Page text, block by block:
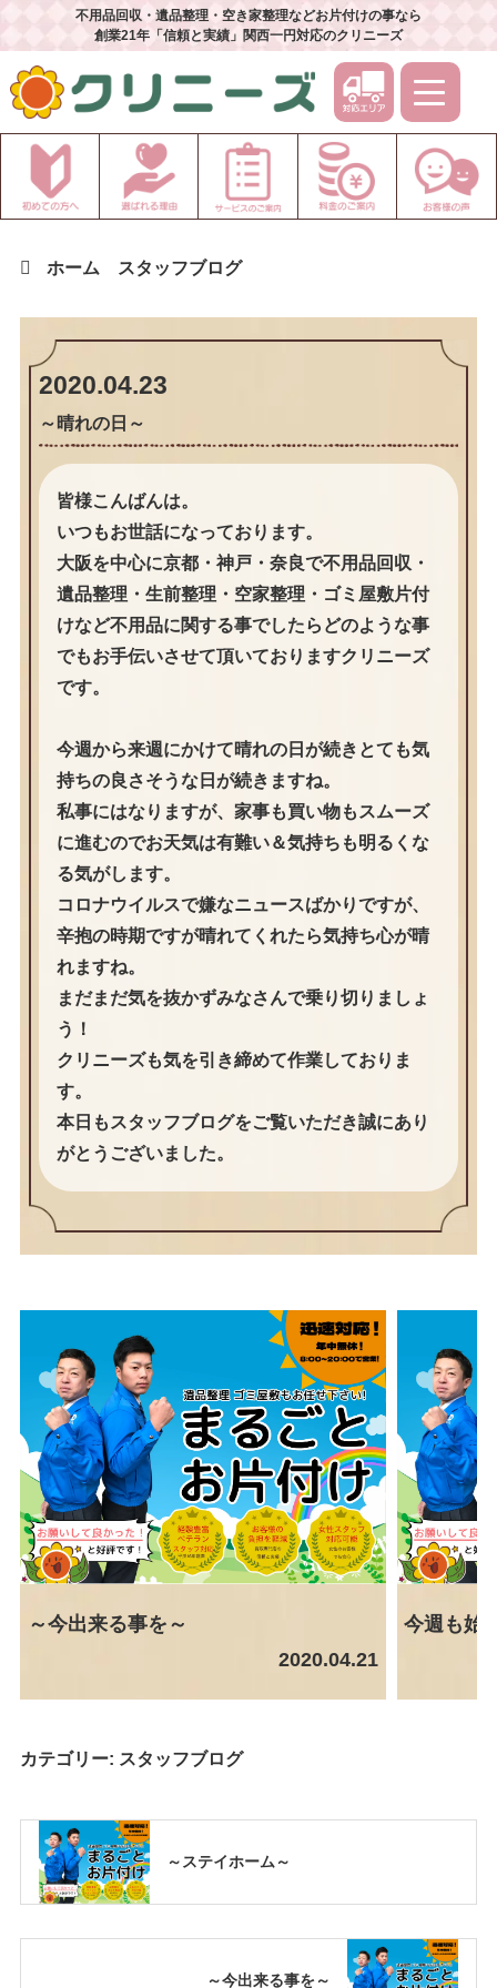
不用品回収・遺品整理・空き家整理などお片付けの事なら
創業21年「信頼と実績」関西一円対応のクリニーズ
ホーム スタッフブログ
2020.04.23
～晴れの日～
皆様こんばんは。
いつもお世話になっております。
大阪を中心に京都・神戸・奈良で不用品回収・
遺品整理・生前整理・空家整理・ゴミ屋敷片付
けなど不用品に関する事でしたらどのような事
でもお手伝いさせて頂いておりますクリニーズ
です。
今週から来週にかけて晴れの日が続きとても気
持ちの良さそうな日が続きますね。
私事にはなりますが、家事も買い物もスムーズ
に進むのでお天気は有難い＆気持ちも明るくな
る気がします。
コロナウイルスで嫌なニュースばかりですが、
辛抱の時期ですが晴れてくれたら気持ち心が晴
れますね。
まだまだ気を抜かずみなさんで乗り切りましょ
う！
クリニーズも気を引き締めて作業しておりま
す。
本日もスタッフブログをご覧いただき誠にあり
がとうございました。
～今出来る事を～
2020.04.21
今週も始
カテゴリー: スタッフブログ
～ステイホーム～
～今出来る事を～